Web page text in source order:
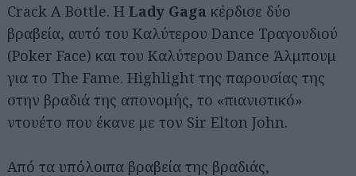
Crack A Bottle. H Lady Gaga κέρδισε δύο
βραβεία, αυτό του Καλύτερου Dance Τραγουδιού
(Poker Face) και του Καλύτερου Dance Άλμπουμ
για το The Fame. Highlight της παρουσίας της
στην βραδιά της απονομής, το «πιανιστικό»
ντουέτο που έκανε με τον Sir Elton John.
Από τα υπόλοιπα βραβεία της βραδιάς,